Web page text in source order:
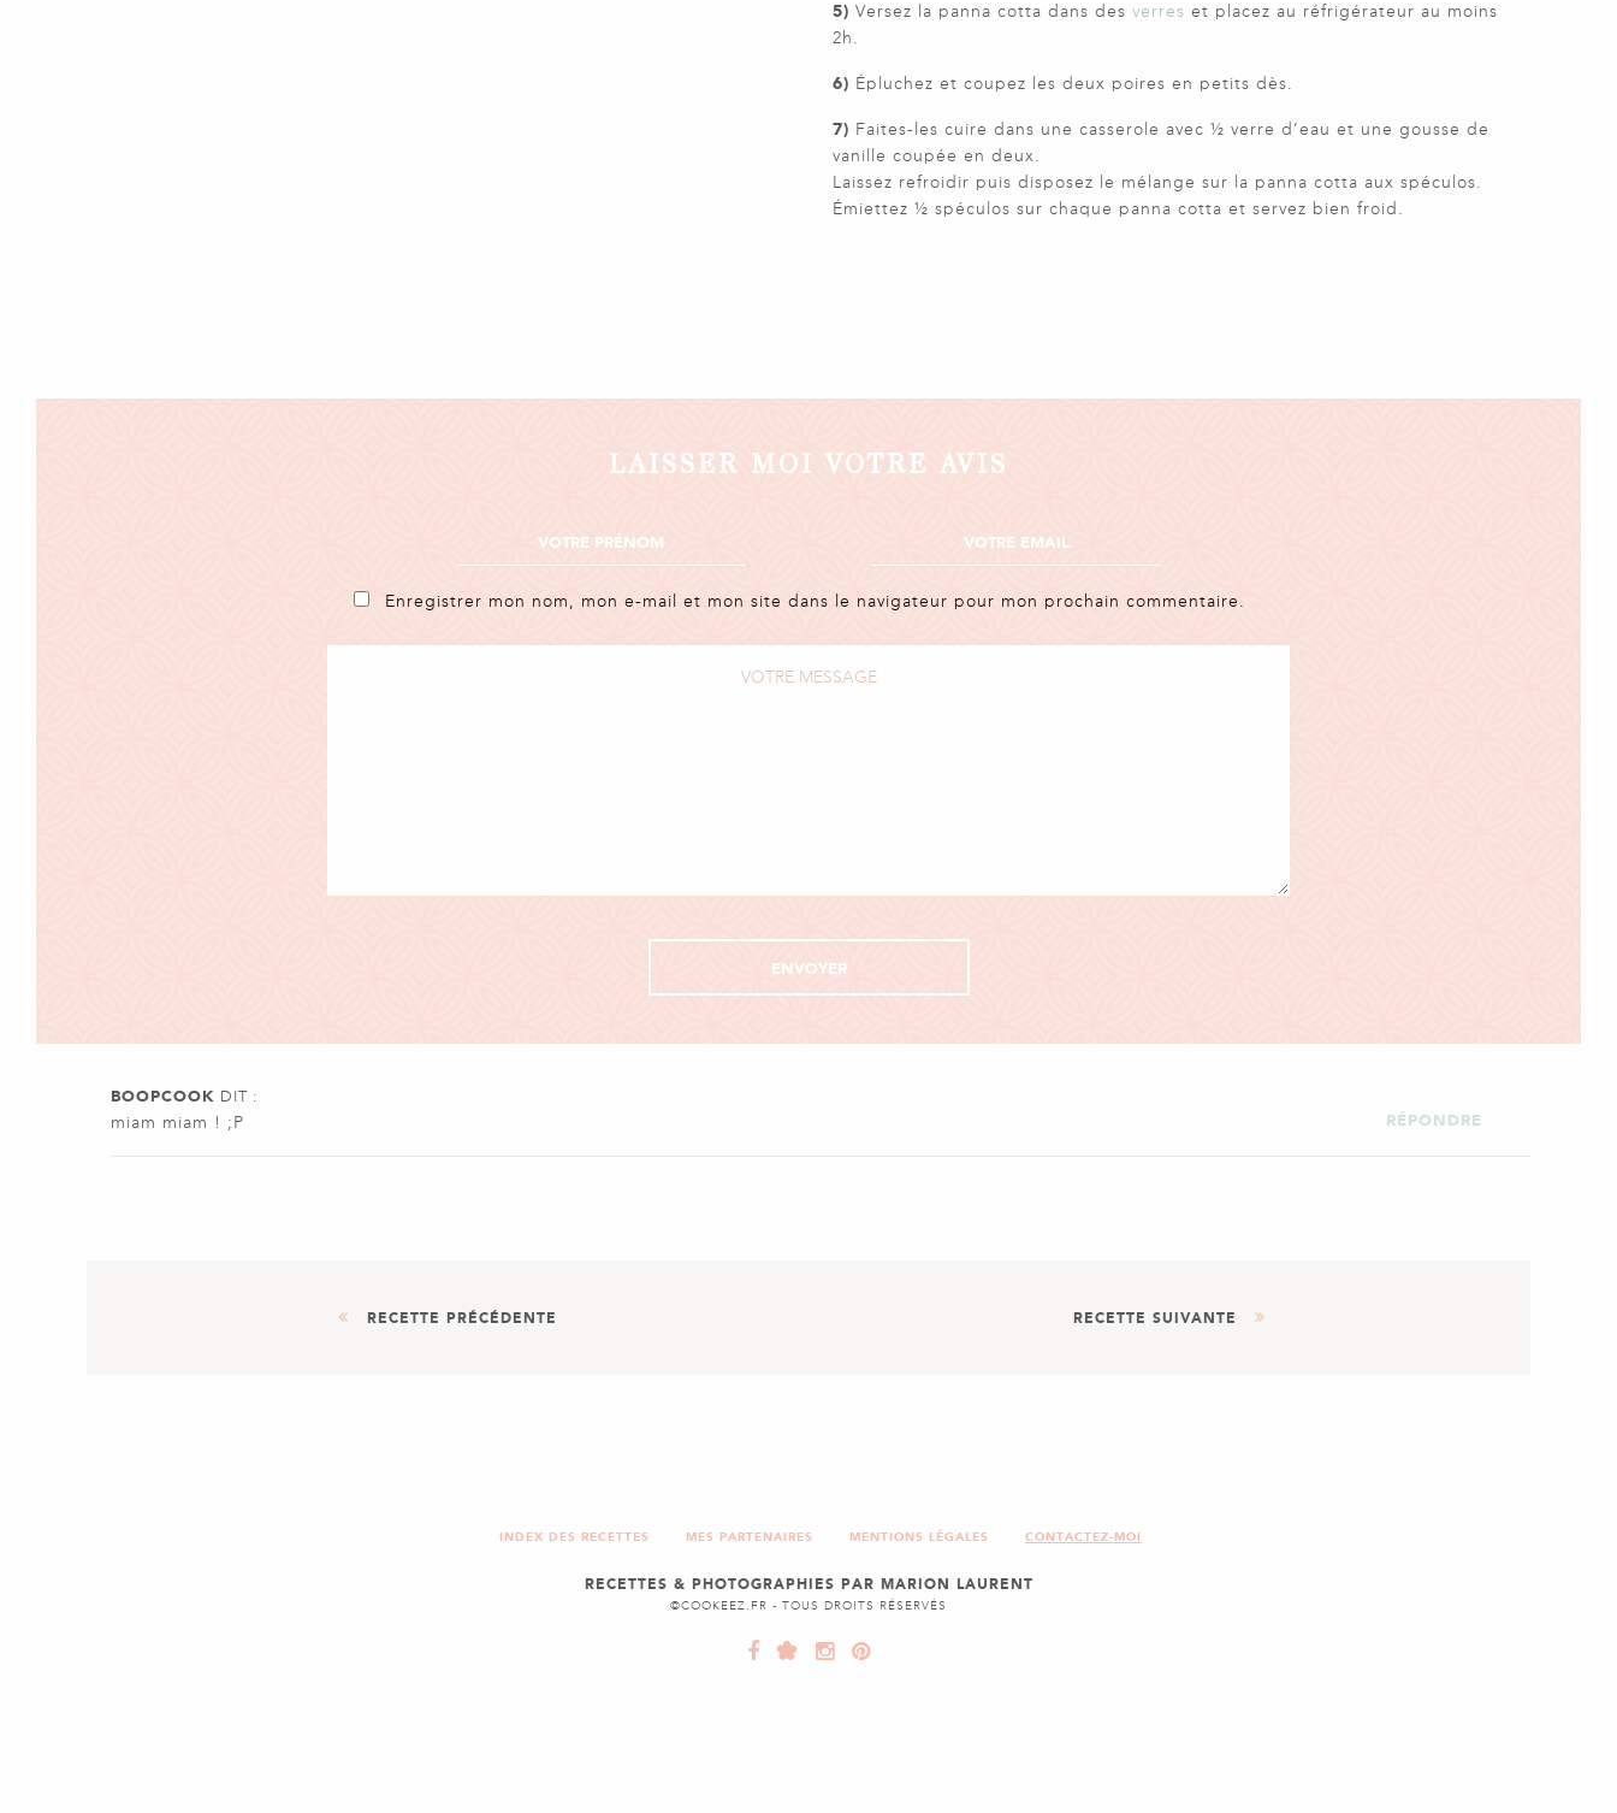
5) Versez la panna cotta dans des verres et placez au réfrigérateur au moins
2h.
6) Épluchez et coupez les deux poires en petits dès.
7) Faites-les cuire dans une casserole avec ½ verre d’eau et une gousse de
vanille coupée en deux.
Laissez refroidir puis disposez le mélange sur la panna cotta aux spéculos.
Émiettez ½ spéculos sur chaque panna cotta et servez bien froid.
LAISSER MOI VOTRE AVIS
Enregistrer mon nom, mon e-mail et mon site dans le navigateur pour mon prochain commentaire.
BOOPCOOK DIT :
miam miam ! ;P RÉPONDRE
RECETTE PRÉCÉDENTE RECETTE SUIVANTE
INDEX DES RECETTES MES PARTENAIRES MENTIONS LÉGALES CONTACTEZ-MOI
RECETTES & PHOTOGRAPHIES PAR MARION LAURENT
©COOKEEZ.FR - TOUS DROITS RÉSERVÉS